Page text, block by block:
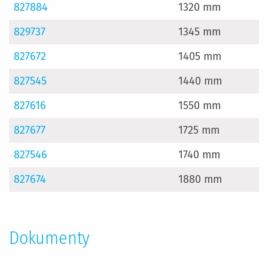
827884
1320 mm
829737
1345 mm
827672
1405 mm
827545
1440 mm
827616
1550 mm
827677
1725 mm
827546
1740 mm
827674
1880 mm
Dokumenty